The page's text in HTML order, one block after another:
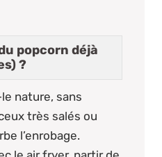
popcorn déjà
?
nature, sans
très salés ou
l’enrobage.